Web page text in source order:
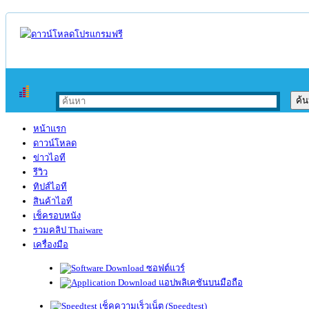
หน้าแรก
ดาวน์โหลด
ข่าวไอที
รีวิว
ทิปส์ไอที
สินค้าไอที
เช็ครอบหนัง
รวมคลิป Thaiware
เครื่องมือ
ซอฟต์แวร์
แอปพลิเคชันบนมือถือ
เช็คความเร็วเน็ต (Speedtest)